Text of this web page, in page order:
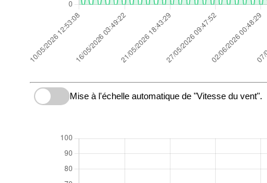
Mise à l'échelle automatique de "Vitesse du vent".